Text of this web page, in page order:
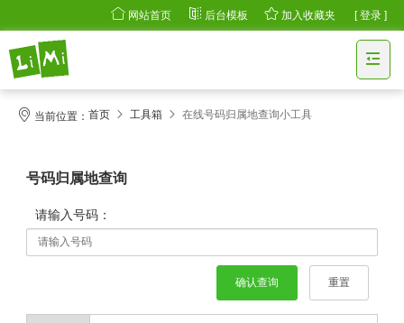
网站首页 后台模板 加入收藏夹 [ 登录 ]
当前位置： 首页 工具箱 在线号码归属地查询小工具
号码归属地查询
请输入号码：
重置